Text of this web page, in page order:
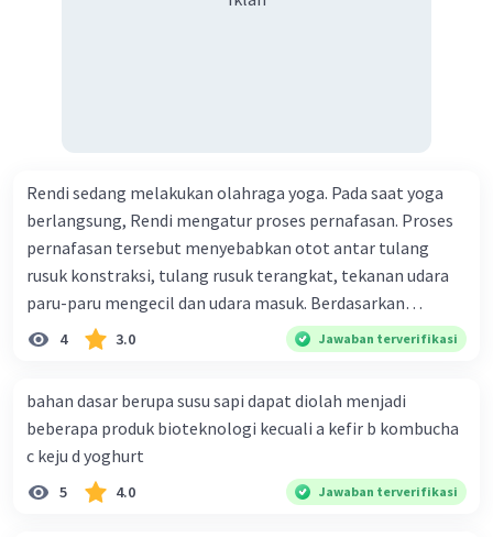
Rendi sedang melakukan olahraga yoga. Pada saat yoga
berlangsung, Rendi mengatur proses pernafasan. Proses
pernafasan tersebut menyebabkan otot antar tulang
rusuk konstraksi, tulang rusuk terangkat, tekanan udara
paru-paru mengecil dan udara masuk. Berdasarkan
informasi tersebut, dapat disimpulkan bahwa Rendi
sedang melakukan proses pernafasan....
4 3.0 Jawaban terverifikasi
bahan dasar berupa susu sapi dapat diolah menjadi
beberapa produk bioteknologi kecuali a kefir b kombucha
c keju d yoghurt
5 4.0 Jawaban terverifikasi